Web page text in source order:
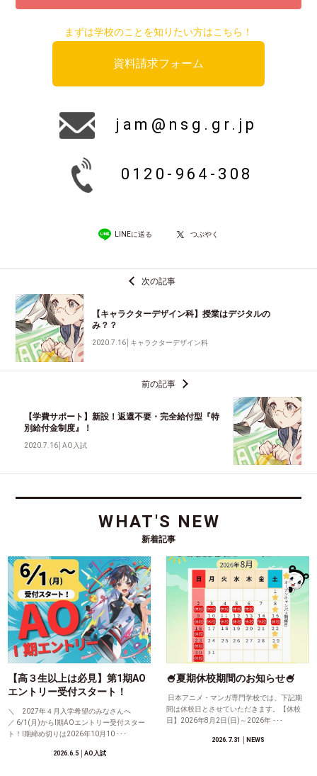
まずは学校のことを知りたい方はこちら！
資料請求フォーム
jam@nsg.gr.jp
0120-964-308
LINEに送る つぶやく
次の記事
【キャラクターデザイン科】授業はデジタルの
み？？
2020.7.16 キャラクターデザイン科
前の記事
【学費サポート】新設！返還不要・完全給付型『特
別給付金制度』！
2020.7.16 │AO入試
WHAT'S NEW
新着記事
【高３生以上は必見】第1期AO
エントリー受付スタート！
＼ 2027年４月入学希望のみなさんへ
／ 6/1(月)からⅠ期AOエントリー受付スター
ト！Ⅰ期締め切りは2026年10月10 ･･･
2026.6.5│AO入試
🍧夏期休校期間のお知らせ🍧
日本アニメ・マンガ専門学校では、下記期
間は休校日とさせていただきます。【休校
日】2026年8月2日(日)～2026年 ･･･
2026.7.31 │NEWS